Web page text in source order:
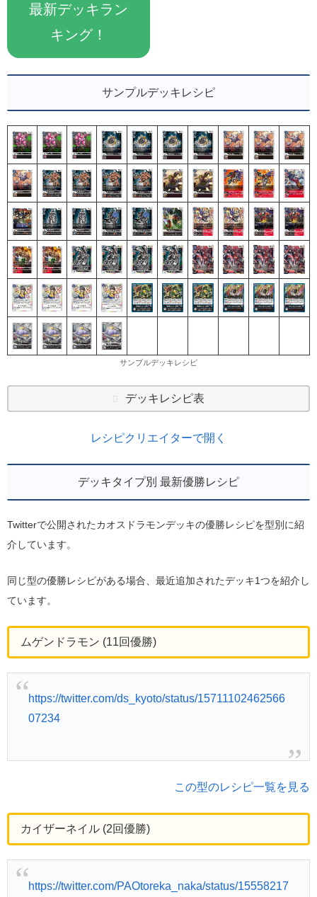
最新デッキラン
キング！
サンプルデッキレシピ
サンプルデッキレシピ
デッキレシピ表
レシピクリエイターで開く
デッキタイプ別 最新優勝レシピ
Twitterで公開されたカオスドラモンデッキの優勝レシピを型別に紹
介しています。
同じ型の優勝レシピがある場合、最近追加されたデッキ1つを紹介し
ています。
ムゲンドラモン (11回優勝)
https://twitter.com/ds_kyoto/status/15711102462566
07234
この型のレシピ一覧を見る
カイザーネイル (2回優勝)
https://twitter.com/PAOtoreka_naka/status/15558217